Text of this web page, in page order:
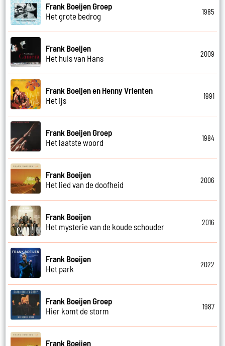
Frank Boeijen Groep
Het grote bedrog
1985
Frank Boeijen
Het huis van Hans
2009
Frank Boeijen en Henny Vrienten
Het ijs
1991
Frank Boeijen Groep
Het laatste woord
1984
Frank Boeijen
Het lied van de doofheid
2006
Frank Boeijen
Het mysterie van de koude schouder
2016
Frank Boeijen
Het park
2022
Frank Boeijen Groep
Hier komt de storm
1987
Frank Boeijen